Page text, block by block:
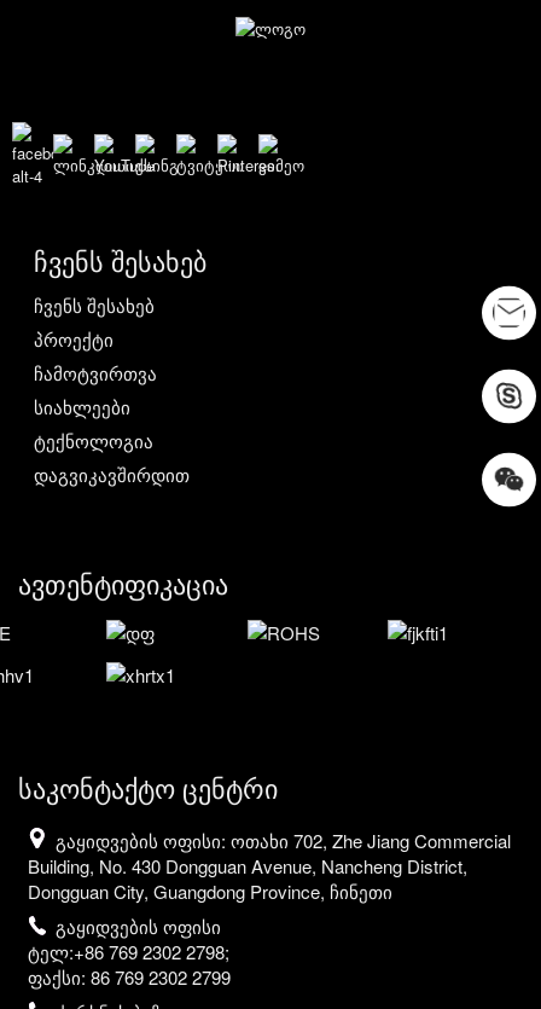
ჩვენს შესახებ
ჩვენს შესახებ
პროექტი
ჩამოტვირთვა
სიახლეები
ტექნოლოგია
დაგვიკავშირდით
ავთენტიფიკაცია
საკონტაქტო ცენტრი
გაყიდვების ოფისი: ოთახი 702, Zhe Jiang Commercial
Building, No. 430 Dongguan Avenue, Nancheng District,
Dongguan City, Guangdong Province, ჩინეთი
გაყიდვების ოფისი
ტელ:+86 769 2302 2798;
ფაქსი: 86 769 2302 2799